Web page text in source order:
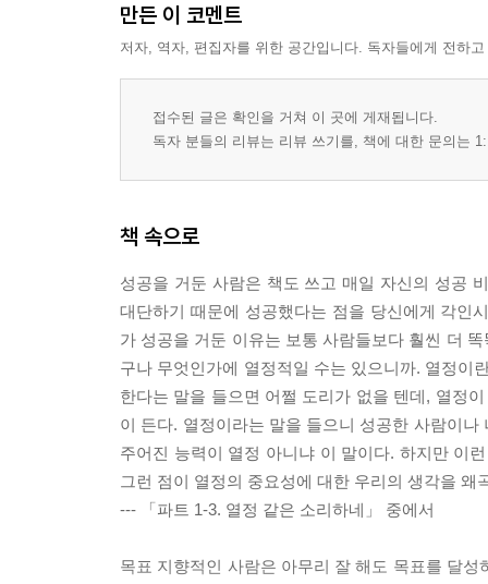
만든 이 코멘트
저자, 역자, 편집자를 위한 공간입니다. 독자들에게 전하
접수된 글은 확인을 거쳐 이 곳에 게재됩니다.
독자 분들의 리뷰는 리뷰 쓰기를, 책에 대한 문의는
책 속으로
성공을 거둔 사람은 책도 쓰고 매일 자신의 성공
대단하기 때문에 성공했다는 점을 당신에게 각인
가 성공을 거둔 이유는 보통 사람들보다 훨씬 더
구나 무엇인가에 열정적일 수는 있으니까. 열정이
한다는 말을 들으면 어쩔 도리가 없을 텐데, 열정
이 든다. 열정이라는 말을 들으니 성공한 사람이
주어진 능력이 열정 아니냐 이 말이다. 하지만 이
그런 점이 열정의 중요성에 대한 우리의 생각을 왜
--- 「파트 1-3. 열정 같은 소리하네」 중에서
목표 지향적인 사람은 아무리 잘 해도 목표를 달